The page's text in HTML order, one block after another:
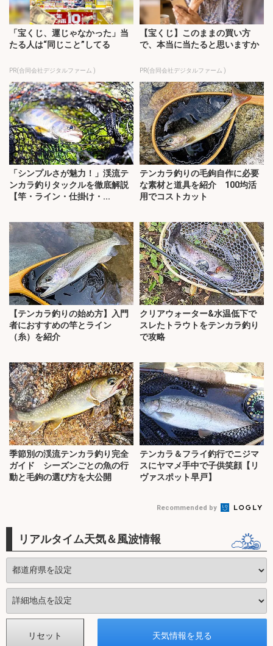
「宝くじ、運じゃなかった」当
たる人は“同じこと”してる
PR(合同会社デジタルファーム )
【宝くじ】このままの買い方
で、本当に当たると思いますか
PR(合同会社デジタルファーム )
「シンプルさが魅力！」渓流テ
ンカラ釣りタックルを徹底解説
【竿・ライン・仕掛け・...
テンカラ釣りの毛鉤自作に必要
な素材と道具を紹介 100均活
用でコストカット
【テンカラ釣りの始め方】入門
者におすすめの竿とライン
（糸）を紹介
クリアウォーター&水温低下で
スレたトラウトをテンカラ釣り
で攻略
季節別の渓流テンカラ釣り完全
ガイド シーズンごとの魚の行
動と毛鉤の選び方を大公開
テンカラ＆フライ釣行でニジマ
スにヤマメ手中で子供笑顔【リ
ヴァスポット早戸】
Recommended by
リアルタイム天気＆風波情報